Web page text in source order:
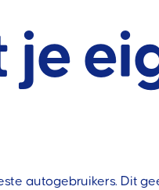
je
autogebruikers. Dit